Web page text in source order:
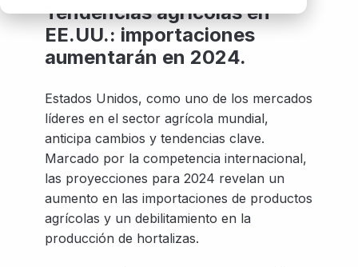
Tendencias agrícolas en
EE.UU.: importaciones
aumentarán en 2024.
Estados Unidos, como uno de los mercados
líderes en el sector agrícola mundial,
anticipa cambios y tendencias clave.
Marcado por la competencia internacional,
las proyecciones para 2024 revelan un
aumento en las importaciones de productos
agrícolas y un debilitamiento en la
producción de hortalizas.